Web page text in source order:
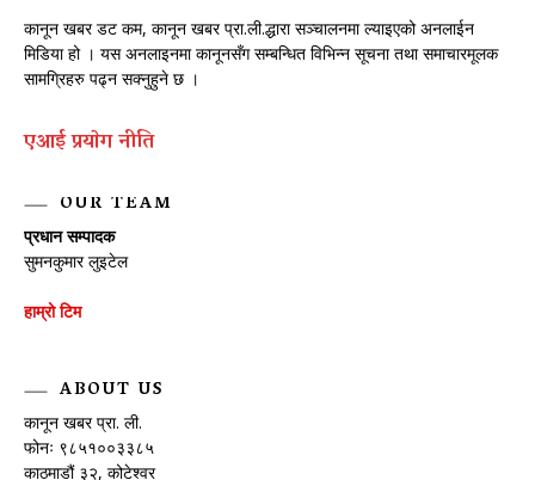
कानून खबर डट कम, कानून खबर प्रा.ली.द्धारा सञ्चालनमा ल्याइएको अनलाईन
मिडिया हो । यस अनलाइनमा कानूनसँग सम्बन्धित विभिन्न सूचना तथा समाचारमूलक
सामग्रिहरु पढ्न सक्नुहुने छ ।
एआई प्रयाेग नीति
OUR TEAM
प्रधान सम्पादक
सुमनकुमार लुइटेल
हाम्रो टिम
ABOUT US
कानून खबर प्रा. ली.
फोनः ९८५१००३३८५
काठमाडौं ३२, कोटेश्वर